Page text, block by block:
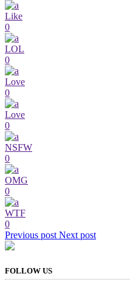
Like
0
LOL
0
Love
0
Love
0
NSFW
0
OMG
0
WTF
0
Previous post Next post
FOLLOW US